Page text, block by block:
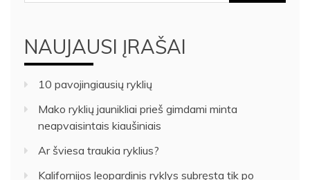
NAUJAUSI ĮRAŠAI
10 pavojingiausių ryklių
Mako ryklių jaunikliai prieš gimdami minta
neapvaisintais kiaušiniais
Ar šviesa traukia ryklius?
Kalifornijos leopardinis ryklys subręsta tik po